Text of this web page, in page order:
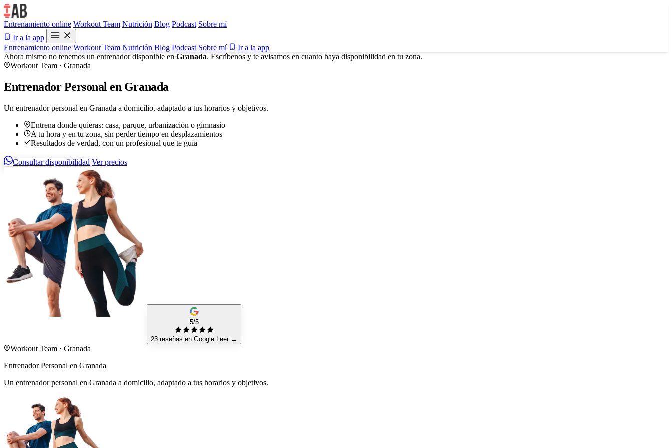
Entrenamiento online Workout Team Nutrición Blog Podcast Sobre mí
Ir a la app
Entrenamiento online Workout Team Nutrición Blog Podcast Sobre mí
Ir a la app
Ahora mismo no tenemos un entrenador disponible en Granada. Escríbenos y te avisamos en cuanto haya disponibilidad en tu zona.
Workout Team · Granada
Entrenador Personal en Granada
Un entrenador personal en Granada a domicilio, adaptado a tus horarios y objetivos.
Entrena donde quieras: casa, parque, urbanización o gimnasio
A tu hora y en tu zona, sin perder tiempo en desplazamientos
Resultados de verdad, con un profesional que te guía
Consultar disponibilidad Ver precios
5/5
23 reseñas en Google Leer →
Workout Team · Granada
Entrenador Personal en Granada
Un entrenador personal en Granada a domicilio, adaptado a tus horarios y objetivos.